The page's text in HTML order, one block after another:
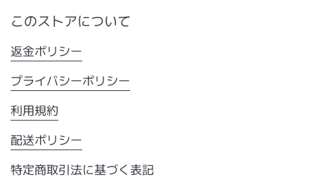
このストアについて
返金ポリシー
プライバシーポリシー
利用規約
配送ポリシー
特定商取引法に基づく表記